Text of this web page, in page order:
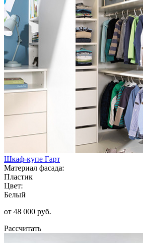
Шкаф-купе Гарт
Материал фасада:
Пластик
Цвет:
Белый
от 48 000 руб.
Рассчитать